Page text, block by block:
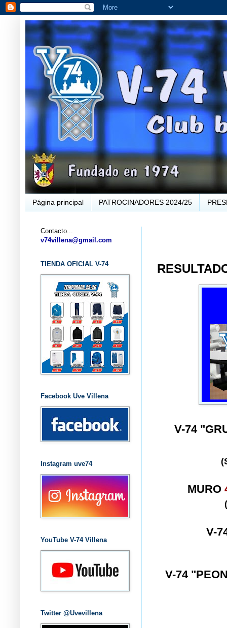
Página principal PATROCINADORES 2024/25
V-74
MURO
V-
V-74
Contacto...
v74villena@gmail.com
TIENDA OFICIAL V-74
Facebook Uve Villena
Instagram uve74
YouTube V-74 Villena
Twitter @Uvevillena